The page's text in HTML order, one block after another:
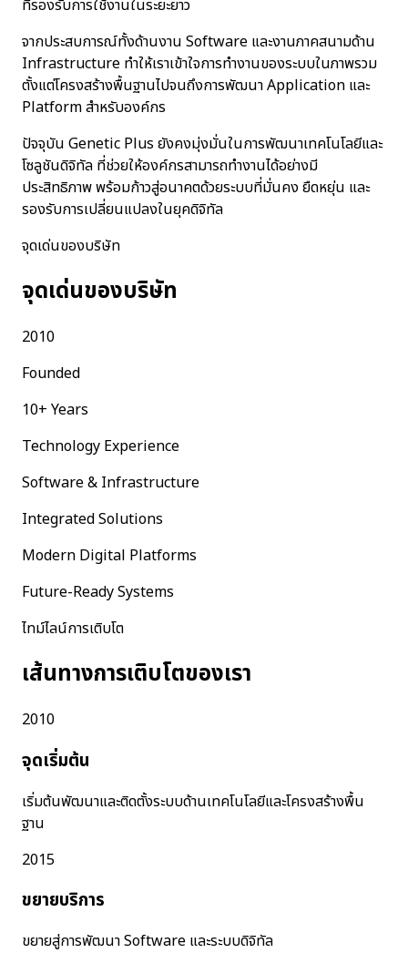
ที่รองรับการใช้งานในระยะยาว
จากประสบการณ์ทั้งด้านงาน Software และงานภาคสนามด้าน
Infrastructure ทำให้เราเข้าใจการทำงานของระบบในภาพรวม
ตั้งแต่โครงสร้างพื้นฐานไปจนถึงการพัฒนา Application และ
Platform สำหรับองค์กร
ปัจจุบัน Genetic Plus ยังคงมุ่งมั่นในการพัฒนาเทคโนโลยีและ
โซลูชันดิจิทัล ที่ช่วยให้องค์กรสามารถทำงานได้อย่างมี
ประสิทธิภาพ พร้อมก้าวสู่อนาคตด้วยระบบที่มั่นคง ยืดหยุ่น และ
รองรับการเปลี่ยนแปลงในยุคดิจิทัล
จุดเด่นของบริษัท
จุดเด่นของบริษัท
2010
Founded
10+ Years
Technology Experience
Software & Infrastructure
Integrated Solutions
Modern Digital Platforms
Future-Ready Systems
ไทม์ไลน์การเติบโต
เส้นทางการเติบโตของเรา
2010
จุดเริ่มต้น
เริ่มต้นพัฒนาและติดตั้งระบบด้านเทคโนโลยีและโครงสร้างพื้น
ฐาน
2015
ขยายบริการ
ขยายสู่การพัฒนา Software และระบบดิจิทัล